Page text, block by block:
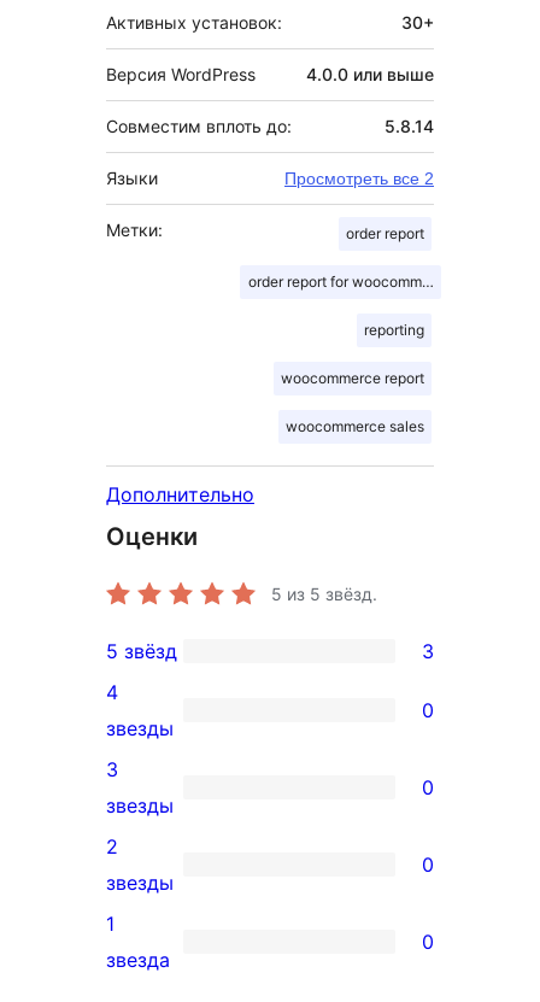
Активных установок: 30+
Версия WordPress 4.0.0 или выше
Совместим вплоть до: 5.8.14
Языки Просмотреть все 2
Метки: order report
order report for woocommerce
reporting
woocommerce report
woocommerce sales
Дополнительно
Оценки
5 из 5 звёзд.
3
5-
звездный
отзыв
5 звёзд 3
0
4-
звездный
отзыв
4
звезды
0
0
3-
звездный
отзыв
3
звезды
0
0
2-
звездный
2
звезды
0
0
1
звезда
0